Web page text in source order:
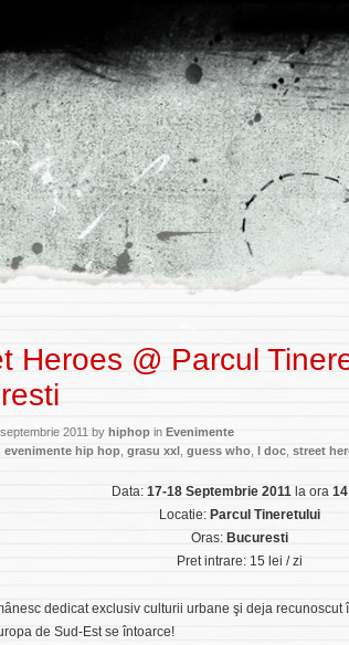
Heroes @ Parcul
2011 by hiphop in Evenimente
evenimente hip hop grasu xxl guess who l doc street
Data: 17-18 Septembrie 2011 la ora
Locatie: Parcul Tineretului
Oras: Bucuresti
Pret intrare: 15 lei / zi
dedicat exclusiv culturii urbane şi deja
de Sud-Est se întoarce!